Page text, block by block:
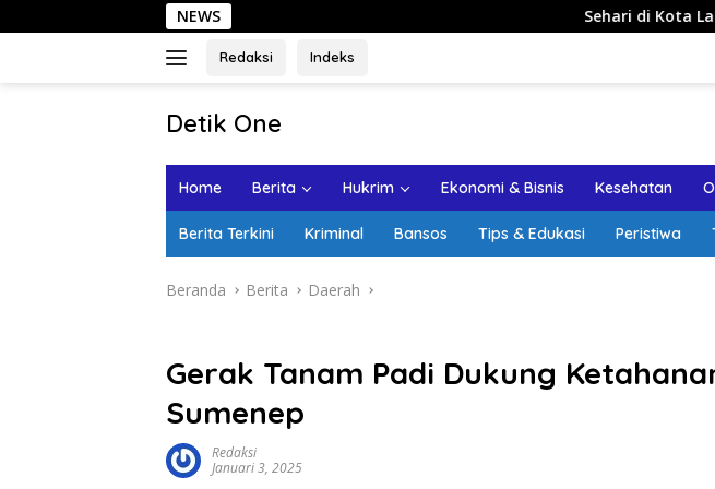
ke
NEWS Sehari di Kota Lama Semarang:
Redaksi Indeks
Detik One
Ungkap
Home Berita Hukrim Ekonomi & Bisnis Kesehatan
Berita Terkini Kriminal Bansos Tips & Edukasi Peristiwa
Beranda Berita Daerah
Gerak Tanam Padi Dukung
Sumenep
Redaksi
Januari 3, 2025